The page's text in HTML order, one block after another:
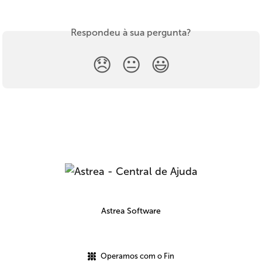
Respondeu à sua pergunta?
😞 😐 😃
Astrea Software
Operamos com o Fin